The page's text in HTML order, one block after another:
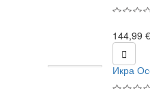
144,99 €

Икра